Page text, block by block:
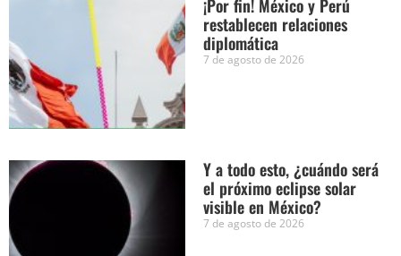
¡Por fin! México y Perú
restablecen relaciones
diplomática
7 de agosto de 2026
Y a todo esto, ¿cuándo será
el próximo eclipse solar
visible en México?
7 de agosto de 2026